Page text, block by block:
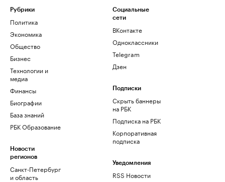
Рубрики
Политика
Экономика
Общество
Бизнес
Технологии и
медиа
Финансы
Биографии
База знаний
РБК Образование
Новости
регионов
Санкт-Петербург
и область
Социальные
сети
ВКонтакте
Одноклассники
Telegram
Дзен
Подписки
Скрыть баннеры
на РБК
Подписка на РБК
Корпоративная
подписка
Уведомления
RSS Новости